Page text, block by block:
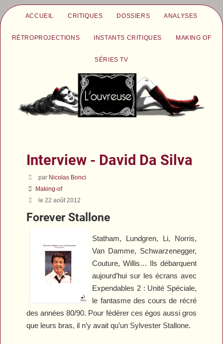
ACCUEIL CRITIQUES DOSSIERS ANALYSES
RÉTROPROJECTIONS INSTANTS CRITIQUES MAKING OF
SÉRIES TV
Interview - David Da Silva
par Nicolas Bonci
Making-of
le 22 août 2012
Forever Stallone
Statham, Lundgren, Li, Norris,
Van Damme, Schwarzenegger,
Couture, Willis… Ils débarquent
aujourd’hui sur les écrans avec
Expendables 2 : Unité Spéciale,
le fantasme des cours de récré
des années 80/90. Pour fédérer ces égos aussi gros
que leurs bras, il n’y avait qu’un Sylvester Stallone.